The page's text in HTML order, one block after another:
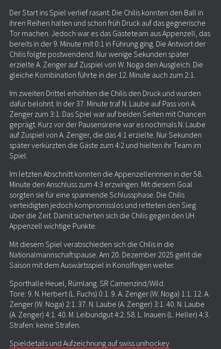
Der Start ins Spiel verlief rasant. Die Chilis konnten den Ball in
ihren Reihen halten und schon früh Druck auf das gegnerische
Tor machen. Jedoch war es das Gästeteam aus Appenzell, das
bereits in der 9. Minute mit 0:1 in Führung ging. Die Antwort der
Chilis folgte postwendend. Nur wenige Sekunden später
erzielte A. Zenger auf Zuspiel von W. Noga den Ausgleich. Die
gleiche Kombination führte in der 12. Minute auch zum 2:1.
Im zweiten Drittel erhöhten die Chilis den Druck und wurden
dafür belohnt. In der 37. Minute traf N. Laube auf Pass von A.
Zenger zum 3:1. Das Spiel war auf beiden Seiten mit Chancen
geprägt. Kurz vor der Pausensirene war es nochmals N. Laube
auf Zuspiel von A. Zenger, die das 4:1 erzielte. Nur Sekunden
später verkürzten die Gäste zum 4:2 und hielten ihr Team im
Spiel.
Im letzten Abschnitt konnten die Appenzellerinnen in der 58.
Minute den Anschluss zum 4:3 erzwingen. Mit diesem Goal
sorgten sie für eine spannende Schlussphase. Die Chilis
verteidigten jedoch kompromisslos und retteten den Sieg
über die Zeit. Damit sicherten sich die Chilis gegen den UH
Appenzell wichtige Punkte.
Mit diesem Spiel verabschieden sich die Chilis in die
Nationalmannschaftspause. Am 20. Dezember 2025 geht die
Saison mit dem Auswärtsspiel in Konolfingen weiter.
Sporthalle Heuel, Rümlang. SR Camenzind/Wild.
Tore: 9. N. Herbert (L. Fuchs) 0:1. 9. A. Zenger (W. Noga) 1:1. 12. A.
Zenger (W. Noga) 2:1. 37. N. Laube (A. Zenger) 3:1. 40. N. Laube
(A. Zenger) 4:1. 40. M. Leibundgut 4:2. 58. L. Inauen (L. Heller) 4:3.
Strafen: keine Strafen.
Spieldetails und Aufzeichnung auf swiss unihockey